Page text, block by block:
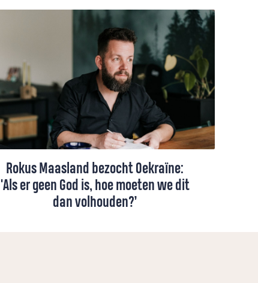
Rokus Maasland bezocht Oekraïne:
'Als er geen God is, hoe moeten we dit
dan volhouden?’